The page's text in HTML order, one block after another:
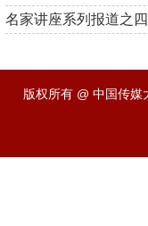
版权所有 @ 中国传媒